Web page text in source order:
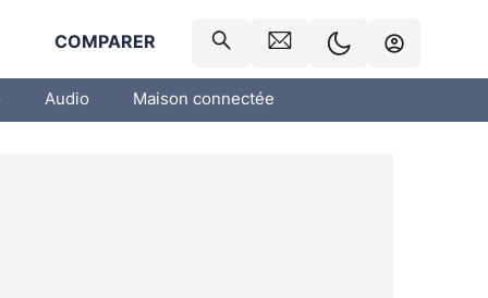
COMPARER
Audio Maison connectée